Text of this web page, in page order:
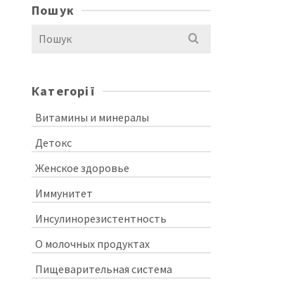
Пошук
Search
for:
Категорії
Витамины и минералы
Детокс
Женское здоровье
Иммунитет
Инсулинорезистентность
О молочных продуктах
Пищеварительная система